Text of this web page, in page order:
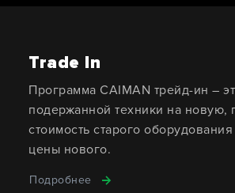
Trade In
Программа CAIMAN трейд-ин –
подержанной техники на новую,
стоимость старого
цены нового.
Подробнее